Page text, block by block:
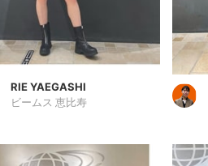
RIE YAEGASHI
ビームス 恵比寿